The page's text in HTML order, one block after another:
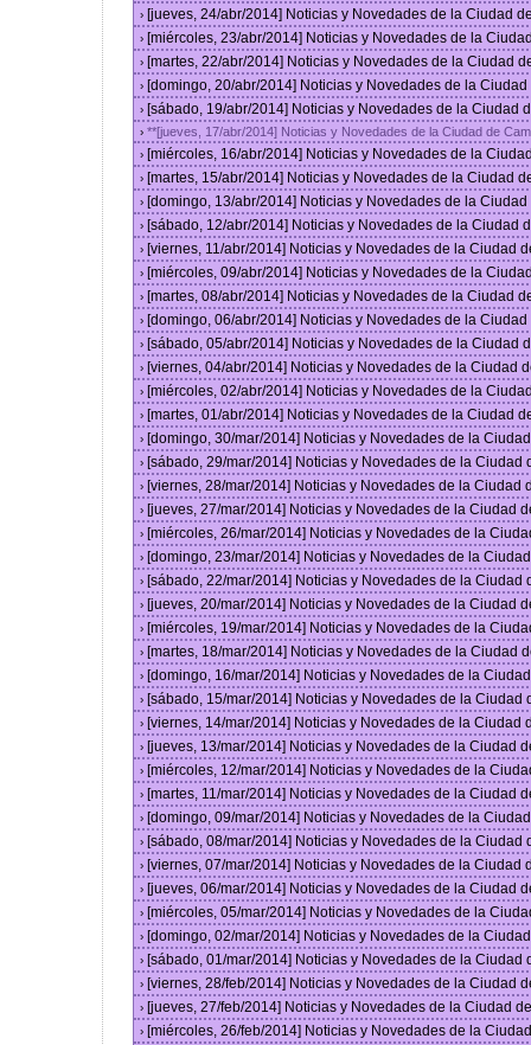
› [jueves, 24/abr/2014] Noticias y Novedades de la Ciudad
› [miércoles, 23/abr/2014] Noticias y Novedades de la
› [martes, 22/abr/2014] Noticias y Novedades de la Ciudad
› [domingo, 20/abr/2014] Noticias y Novedades de la
› [sábado, 19/abr/2014] Noticias y Novedades de la Ciudad
› **[jueves, 17/abr/2014] Noticias y Novedades de la Ciudad de
› [miércoles, 16/abr/2014] Noticias y Novedades de la
› [martes, 15/abr/2014] Noticias y Novedades de la Ciudad
› [domingo, 13/abr/2014] Noticias y Novedades de la
› [sábado, 12/abr/2014] Noticias y Novedades de la Ciudad
› [viernes, 11/abr/2014] Noticias y Novedades de la Ciudad
› [miércoles, 09/abr/2014] Noticias y Novedades de la
› [martes, 08/abr/2014] Noticias y Novedades de la Ciudad
› [domingo, 06/abr/2014] Noticias y Novedades de la
› [sábado, 05/abr/2014] Noticias y Novedades de la Ciudad
› [viernes, 04/abr/2014] Noticias y Novedades de la Ciudad
› [miércoles, 02/abr/2014] Noticias y Novedades de la
› [martes, 01/abr/2014] Noticias y Novedades de la Ciudad
› [domingo, 30/mar/2014] Noticias y Novedades de la
› [sábado, 29/mar/2014] Noticias y Novedades de la Ciudad
› [viernes, 28/mar/2014] Noticias y Novedades de la Ciudad
› [jueves, 27/mar/2014] Noticias y Novedades de la Ciudad
› [miércoles, 26/mar/2014] Noticias y Novedades de la
› [domingo, 23/mar/2014] Noticias y Novedades de la
› [sábado, 22/mar/2014] Noticias y Novedades de la Ciudad
› [jueves, 20/mar/2014] Noticias y Novedades de la Ciudad
› [miércoles, 19/mar/2014] Noticias y Novedades de la
› [martes, 18/mar/2014] Noticias y Novedades de la Ciudad
› [domingo, 16/mar/2014] Noticias y Novedades de la
› [sábado, 15/mar/2014] Noticias y Novedades de la Ciudad
› [viernes, 14/mar/2014] Noticias y Novedades de la Ciudad
› [jueves, 13/mar/2014] Noticias y Novedades de la Ciudad
› [miércoles, 12/mar/2014] Noticias y Novedades de la
› [martes, 11/mar/2014] Noticias y Novedades de la Ciudad
› [domingo, 09/mar/2014] Noticias y Novedades de la
› [sábado, 08/mar/2014] Noticias y Novedades de la Ciudad
› [viernes, 07/mar/2014] Noticias y Novedades de la Ciudad
› [jueves, 06/mar/2014] Noticias y Novedades de la Ciudad
› [miércoles, 05/mar/2014] Noticias y Novedades de la
› [domingo, 02/mar/2014] Noticias y Novedades de la
› [sábado, 01/mar/2014] Noticias y Novedades de la Ciudad
› [viernes, 28/feb/2014] Noticias y Novedades de la Ciudad
› [jueves, 27/feb/2014] Noticias y Novedades de la Ciudad
› [miércoles, 26/feb/2014] Noticias y Novedades de la